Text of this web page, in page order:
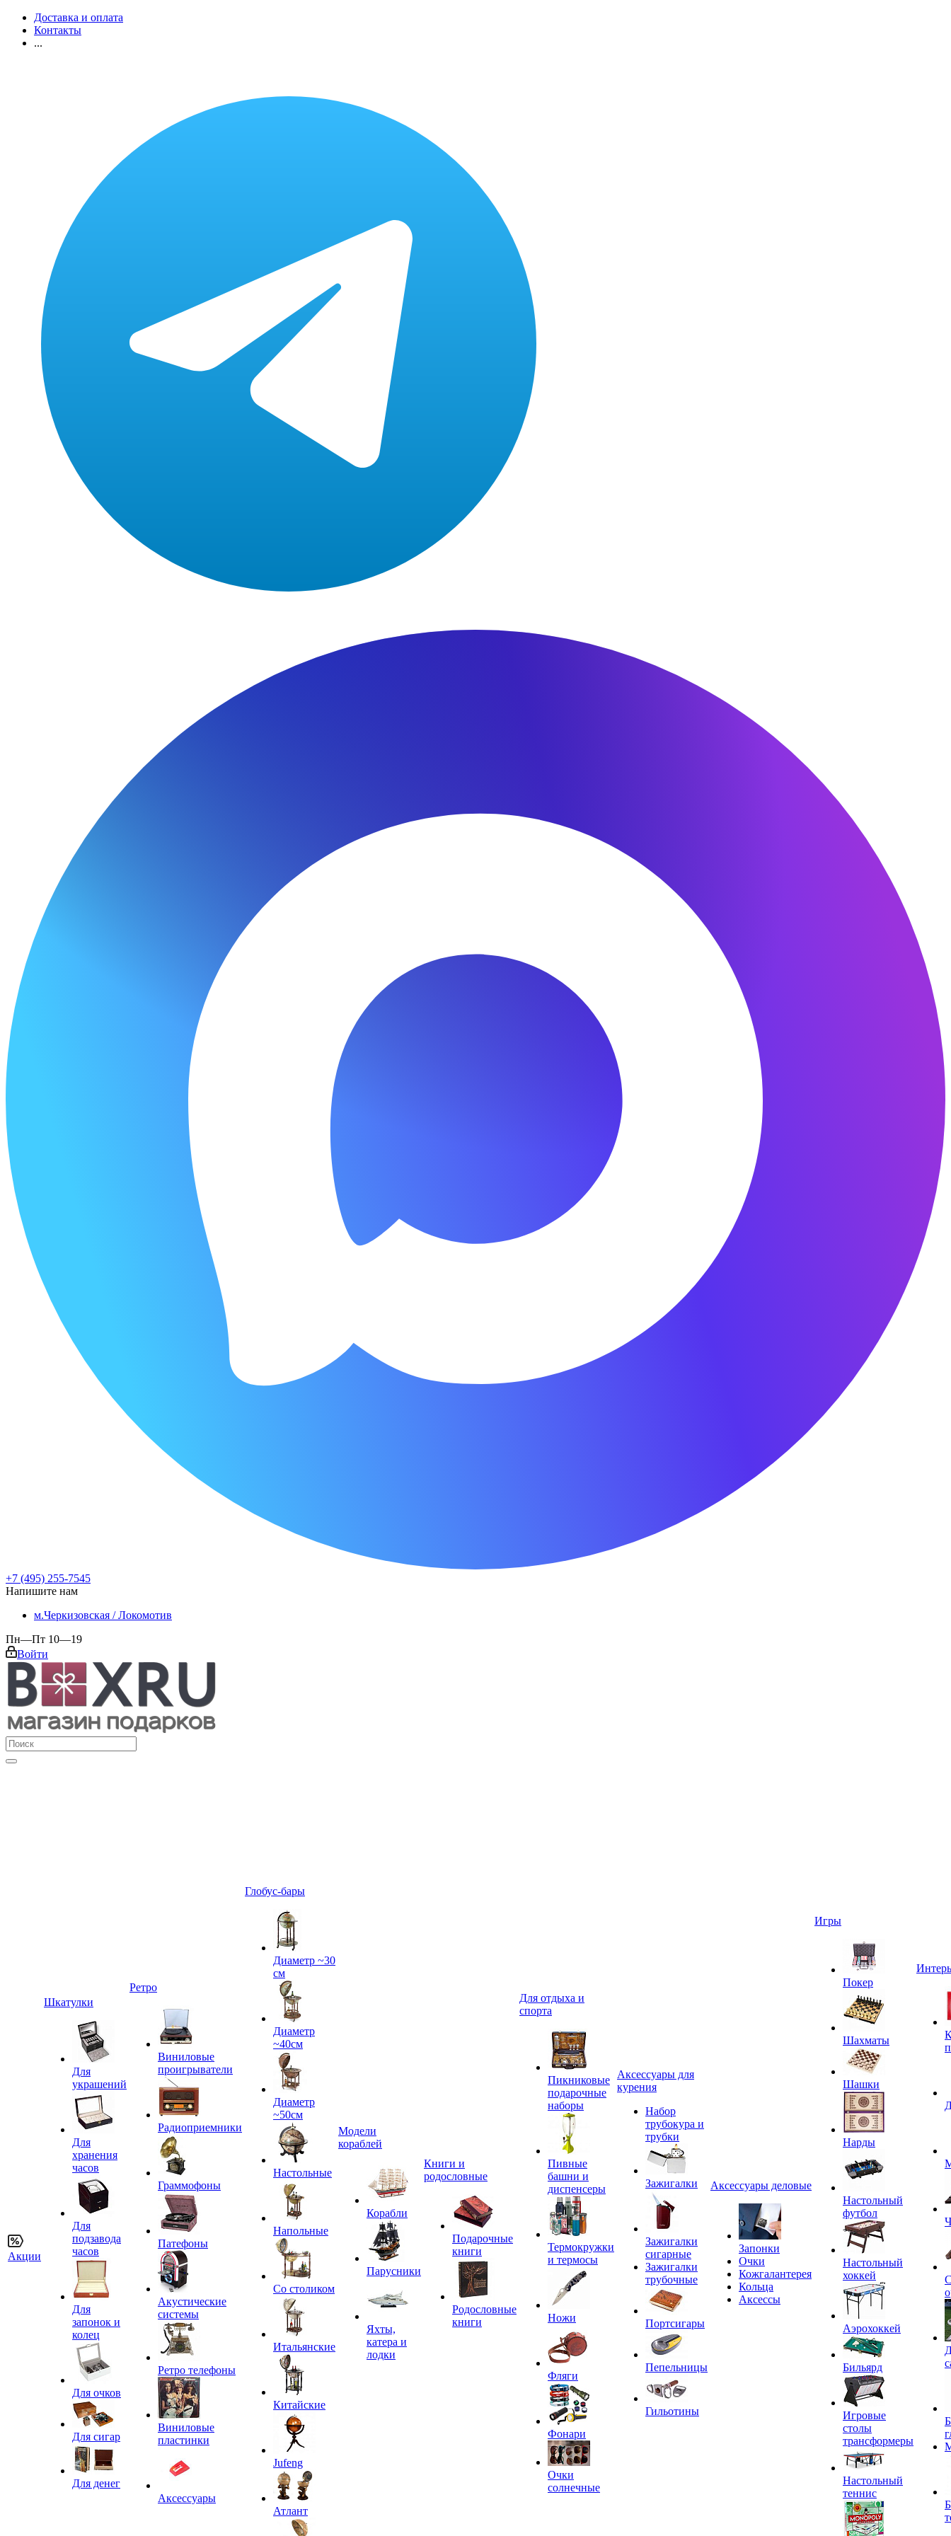
Доставка и оплата
Контакты
...
+7 (495) 255-7545
Напишите нам
м.Черкизовская / Локомотив
Пн—Пт 10—19
Войти
Акции
Шкатулки
Для
украшений
Для
хранения
часов
Для
подзавода
часов
Для
запонок и
колец
Для очков
Для сигар
Для денег
Ретро
Виниловые
проигрыватели
Радиоприемники
Граммофоны
Патефоны
Акустические
системы
Ретро телефоны
Виниловые
пластинки
Аксессуары
Глобус-бары
Диаметр ~30
см
Диаметр
~40см
Диаметр
~50см
Настольные
Напольные
Со столиком
Итальянские
Китайские
Jufeng
Атлант
Модели
кораблей
Корабли
Парусники
Яхты,
катера и
лодки
Книги и
родословные
Подарочные
книги
Родословные
книги
Для отдыха и
спорта
Пикниковые
подарочные
наборы
Пивные
башни и
диспенсеры
Термокружки
и термосы
Ножи
Фляги
Фонари
Очки
солнечные
Аксессуары для
курения
Набор
трубокура и
трубки
Зажигалки
Зажигалки
сигарные
Зажигалки
трубочные
Портсигары
Пепельницы
Гильотины
Аксессуары деловые
Запонки
Очки
Кожгалантерея
Кольца
Аксессы
Игры
Покер
Шахматы
Шашки
Нарды
Настольный
футбол
Настольный
хоккей
Аэрохоккей
Бильярд
Игровые
столы
трансформеры
Настольный
теннис